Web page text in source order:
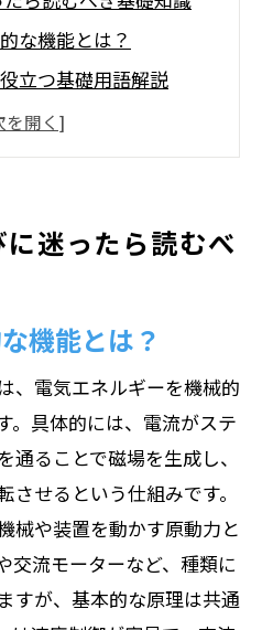
な機能とは？
立つ基礎用語解説
のモーター選び方法
ーターの基礎構造
避けるべき一般的な誤
本と応用
性と利用分野
ターの特徴と利点
用途と選び方
較と選択のポイント
特性とその見極め方
迷ったら読むべ
機能とは？
、電気エネルギーを機械的
。具体的には、電流がステ
ることで磁場を生成し、
させるという仕組みです。
械や装置を動かす原動力と
交流モーターなど、種類に
すが、基本的な原理は共通